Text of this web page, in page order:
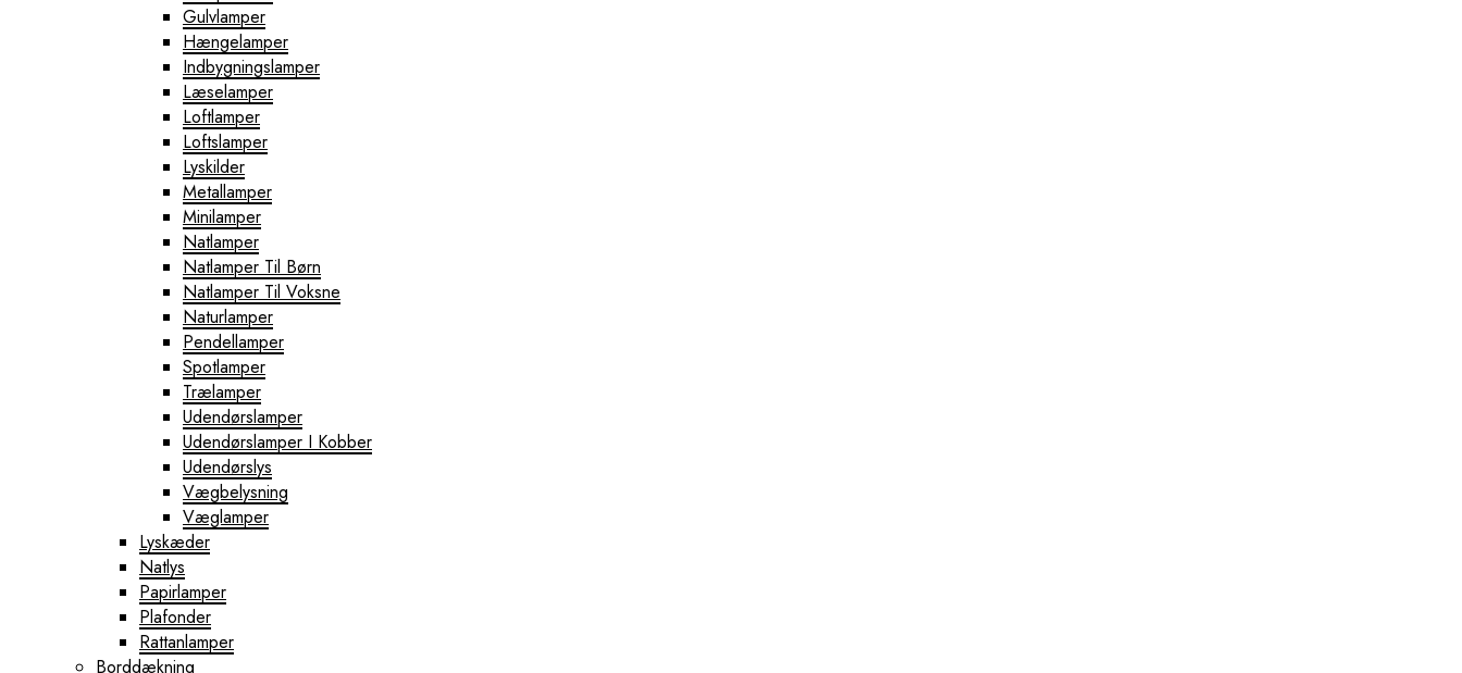
Gulvlamper
Hængelamper
Indbygningslamper
Læselamper
Loftlamper
Loftslamper
Lyskilder
Metallamper
Minilamper
Natlamper
Natlamper Til Børn
Natlamper Til Voksne
Naturlamper
Pendellamper
Spotlamper
Trælamper
Udendørslamper
Udendørslamper I Kobber
Udendørslys
Vægbelysning
Væglamper
Lyskæder
Natlys
Papirlamper
Plafonder
Rattanlamper
Borddækning